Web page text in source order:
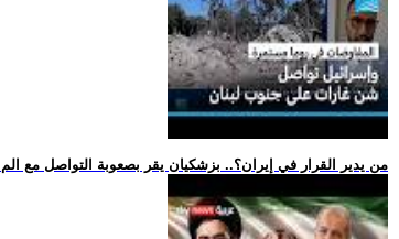
.. من يدير القرار في إيران؟.. بزشكيان يقر بصعوبة التواصل مع الم